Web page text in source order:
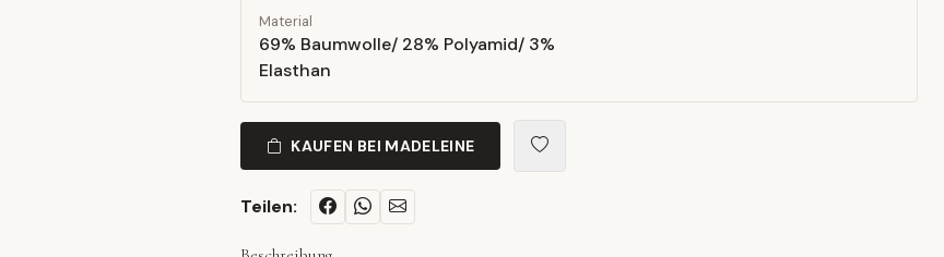
Material
69% Baumwolle/ 28% Polyamid/ 3%
Elasthan
KAUFEN BEI MADELEINE
Teilen: